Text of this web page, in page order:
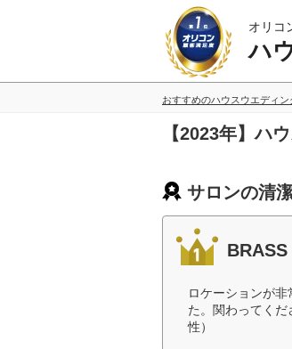
オリコ
ハ
おすすめのハウスウエディ
【2023年】ハ
サロンの清
BRASS
ロケーションが
た。関わってく
性）